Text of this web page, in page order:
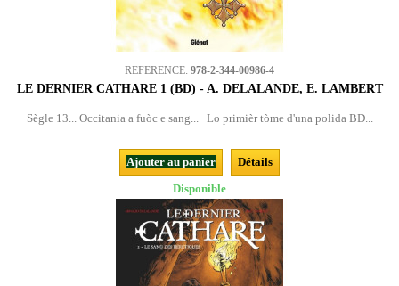
REFERENCE: 978-2-344-00986-4
LE DERNIER CATHARE 1 (BD) - A. DELALANDE, E. LAMBERT
Sègle 13... Occitania a fuòc e sang... Lo primièr tòme d'una polida BD...
Ajouter au panier
Détails
Disponible